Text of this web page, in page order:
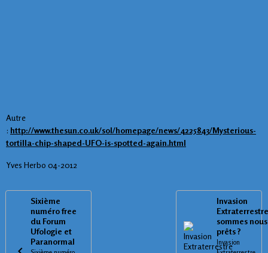
Autre
: http://www.thesun.co.uk/sol/homepage/news/4225843/Mysterious-
tortilla-chip-shaped-UFO-is-spotted-again.html
Yves Herbo 04-2012
Sixième
numéro free
du Forum
Ufologie et
Paranormal
Invasion
sommes nous
prêts ?
Invasion